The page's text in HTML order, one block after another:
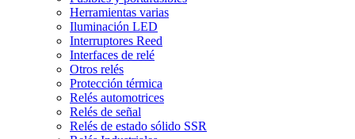
Herramientas varias
Iluminación LED
Interruptores Reed
Interfaces de relé
Otros relés
Protección térmica
Relés automotrices
Relés de señal
Relés de estado sólido SSR